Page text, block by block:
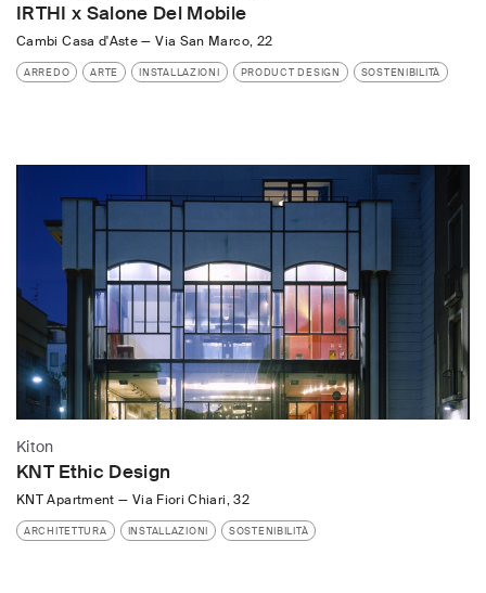
IRTHI x Salone Del Mobile
Cambi Casa d'Aste—Via San Marco, 22
ARREDO ARTE INSTALLAZIONI PRODUCT DESIGN SOSTENIBILITÀ
Kiton
KNT Ethic Design
KNT Apartment — Via Fiori Chiari, 32
ARCHITETTURA INSTALLAZIONI SOSTENIBILITÀ